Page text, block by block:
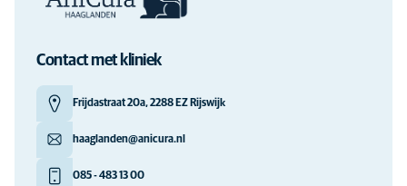
Contact met kliniek
Frijdastraat 20a, 2288 EZ Rijswijk
haaglanden@anicura.nl
085 - 483 13 00